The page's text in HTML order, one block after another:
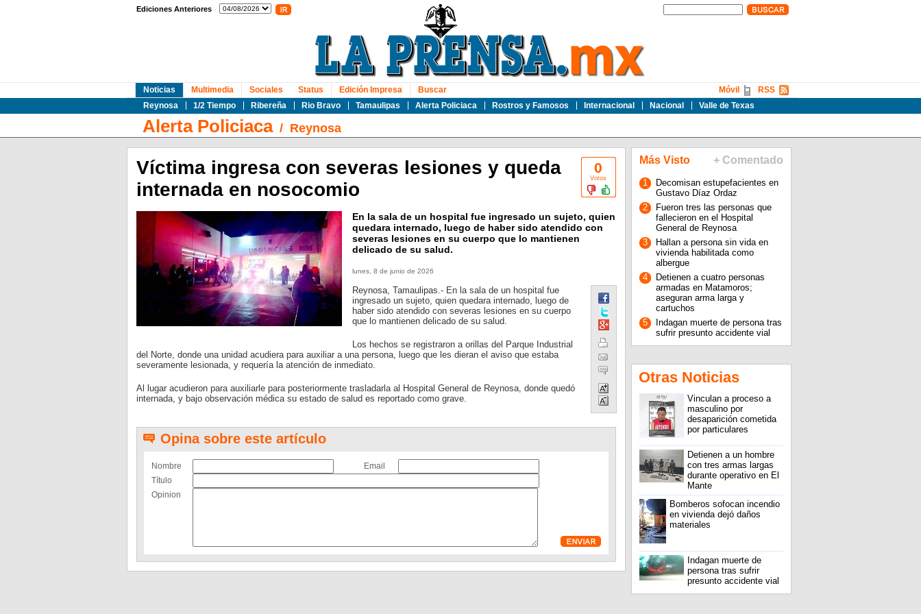
Ediciones Anteriores
Noticias
Reynosa
1/2 Tiempo Ribereña Rio Bravo Tamaulipas Alerta Policiaca Rostros y Famosos Internacional Nacional Valle de Texas
Multimedia Sociales Status Edición Impresa Buscar RSS
Móvil
Alerta Policiaca/ Reynosa
0
Votos
Víctima ingresa con severas lesiones y queda
internada en nosocomio
En la sala de un hospital fue ingresado un sujeto, quien
quedara internado, luego de haber sido atendido con
severas lesiones en su cuerpo que lo mantienen
delicado de su salud.
lunes, 8 de junio de 2026
Reynosa, Tamaulipas.- En la sala de un hospital fue
ingresado un sujeto, quien quedara internado, luego de
haber sido atendido con severas lesiones en su cuerpo
que lo mantienen delicado de su salud.
Los hechos se registraron a orillas del Parque Industrial
del Norte, donde una unidad acudiera para auxiliar a una persona, luego que les dieran el aviso que estaba
severamente lesionada, y requería la atención de inmediato.
Al lugar acudieron para auxiliarle para posteriormente trasladarla al Hospital General de Reynosa, donde quedó
internada, y bajo observación médica su estado de salud es reportado como grave.
Opina sobre este artículo
Nombre
Email
Título
Opinion
Más Visto + Comentado
1
Decomisan estupefacientes en
Gustavo Díaz Ordaz
2
Fueron tres las personas que
fallecieron en el Hospital
General de Reynosa
3
Hallan a persona sin vida en
vivienda habilitada como
albergue
4
Detienen a cuatro personas
armadas en Matamoros;
aseguran arma larga y
cartuchos
5
Indagan muerte de persona tras
sufrir presunto accidente vial
Otras Noticias
Vinculan a proceso a
masculino por
desaparición cometida
por particulares
Detienen a un hombre
con tres armas largas
durante operativo en El
Mante
Bomberos sofocan incendio
en vivienda dejó daños
materiales
Indagan muerte de
persona tras sufrir
presunto accidente vial